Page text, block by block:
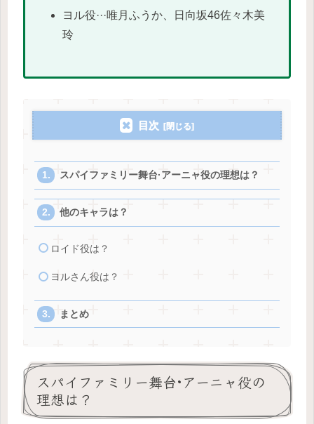
ヨル役···唯月ふうか、日向坂46佐々木美
玲
目次
スパイファミリー舞台·アーニャ役の理想は？
他のキャラは？
ロイド役は？
ヨルさん役は？
まとめ
スパイファミリー舞台·アーニャ役の
理想は？